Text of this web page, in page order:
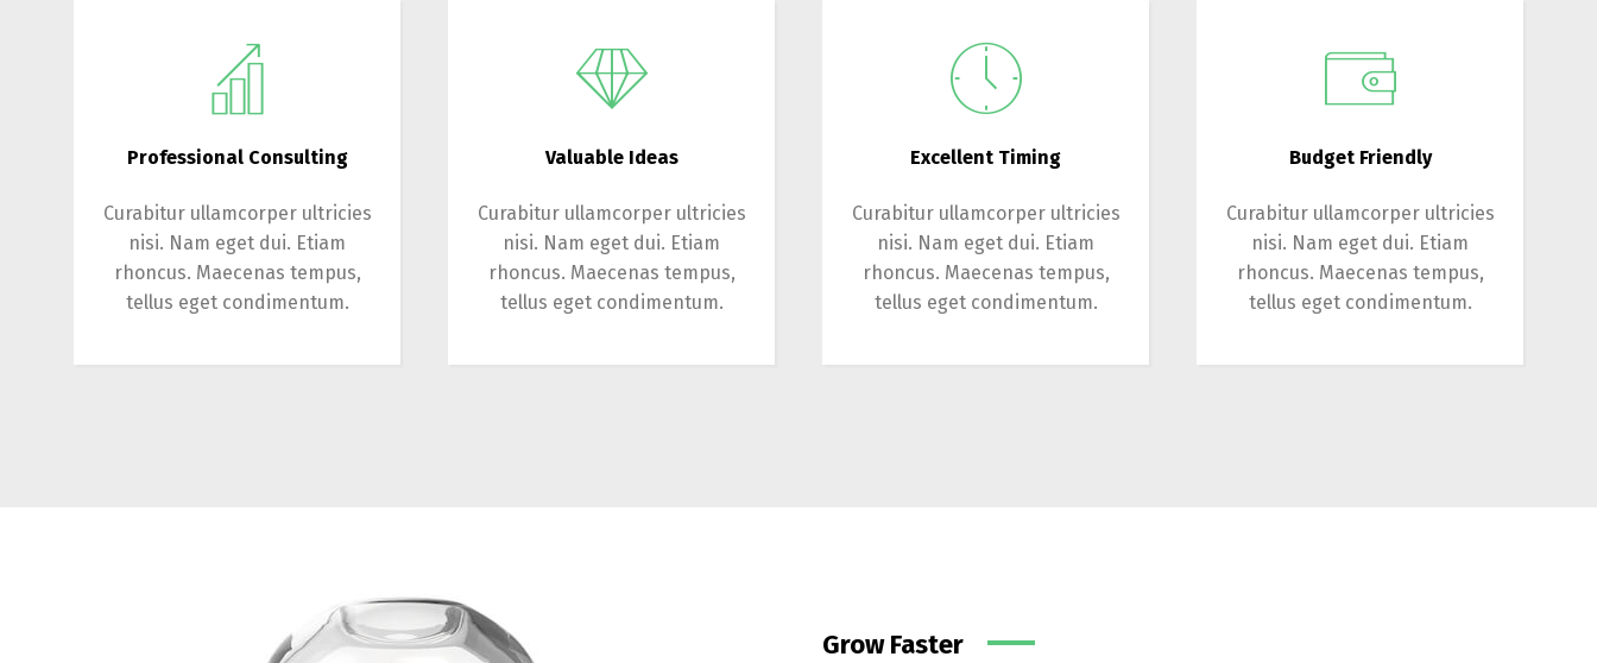
Professional Consulting
Curabitur ullamcorper ultricies
nisi. Nam eget dui. Etiam
rhoncus. Maecenas tempus,
tellus eget condimentum.
Valuable Ideas
Curabitur ullamcorper ultricies
nisi. Nam eget dui. Etiam
rhoncus. Maecenas tempus,
tellus eget condimentum.
Excellent Timing
Curabitur ullamcorper ultricies
nisi. Nam eget dui. Etiam
rhoncus. Maecenas tempus,
tellus eget condimentum.
Budget Friendly
Curabitur ullamcorper ultricies
nisi. Nam eget dui. Etiam
rhoncus. Maecenas tempus,
tellus eget condimentum.
Grow Faster